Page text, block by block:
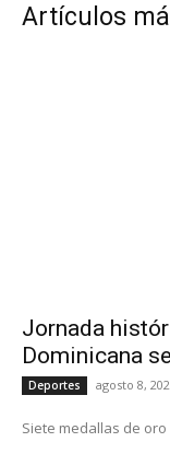
Artículos
Jornada
Dominicana
Deportes agosto 8,
Siete medallas de